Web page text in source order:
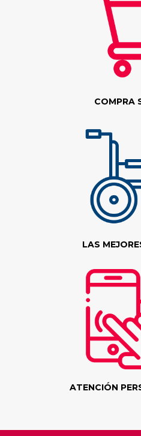
COMPRA
LAS
ATENCIÓN